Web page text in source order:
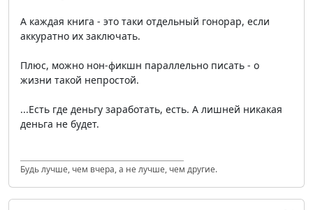
А каждая книга - это таки отдельный гонорар, если
аккуратно их заключать.
Плюс, можно нон-фикшн параллельно писать - о
жизни такой непростой.
...Есть где деньгу заработать, есть. А лишней никакая
деньга не будет.
Будь лучше, чем вчера, а не лучше, чем другие.